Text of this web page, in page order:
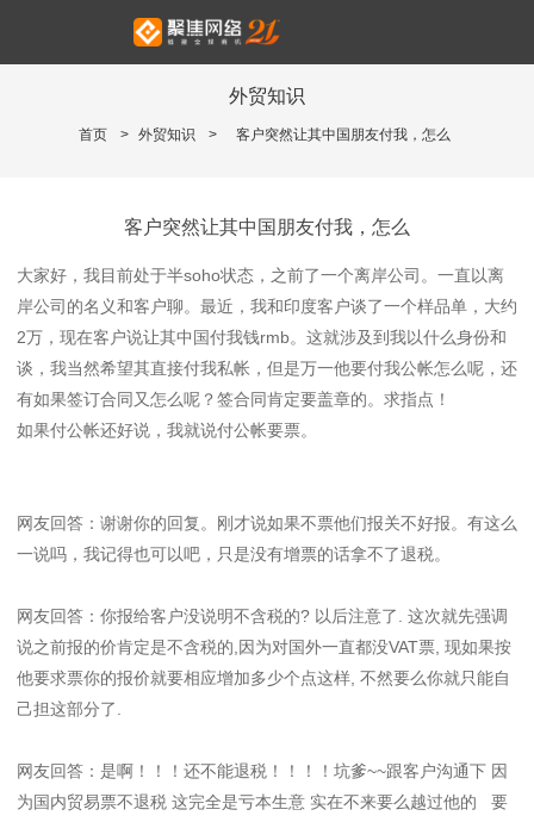
外贸知识
首页 > 外贸知识 > 客户突然让其中国朋友付我，怎么
客户突然让其中国朋友付我，怎么
大家好，我目前处于半soho状态，之前了一个离岸公司。一直以离
岸公司的名义和客户聊。最近，我和印度客户谈了一个样品单，大约
2万，现在客户说让其中国付我钱rmb。这就涉及到我以什么身份和
谈，我当然希望其直接付我私帐，但是万一他要付我公帐怎么呢，还
有如果签订合同又怎么呢？签合同肯定要盖章的。求指点！
如果付公帐还好说，我就说付公帐要票。
网友回答：谢谢你的回复。刚才说如果不票他们报关不好报。有这么
一说吗，我记得也可以吧，只是没有增票的话拿不了退税。
网友回答：你报给客户没说明不含税的? 以后注意了. 这次就先强调
说之前报的价肯定是不含税的,因为对国外一直都没VAT票, 现如果按
他要求票你的报价就要相应增加多少个点这样, 不然要么你就只能自
己担这部分了.
网友回答：是啊！！！还不能退税！！！！坑爹~~跟客户沟通下 因
为国内贸易票不退税 这完全是亏本生意 实在不来要么越过他的 要